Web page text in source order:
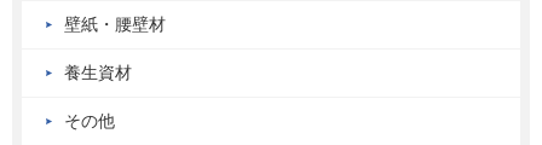
壁紙・腰壁材
養生資材
その他